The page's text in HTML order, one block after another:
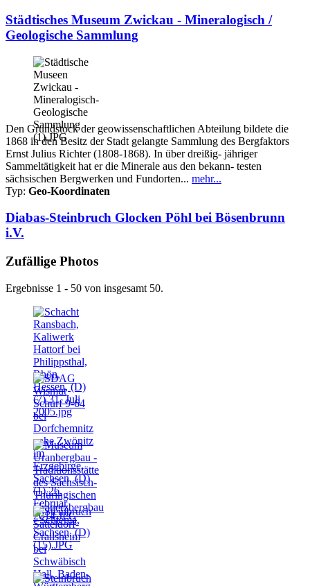
Städtisches Museum Zwickau - Mineralogisch /
Geologische Sammlung
Den Grundstock der geowissenschaftlichen Abteilung bildete die
1868 in den Besitz der Stadt gelangte Sammlung des Bergfaktors
Ernst Julius Richter (1808-1868). In über dreißig- jähriger
Sammeltätigkeit hat er die Minerale aus den bekann- testen
sächsischen Bergwerken und Fundorten... mehr...
Typ: Geo-Koordinaten
Diabas-Steinbruch Glocken Pöhl bei Bösenbrunn
i.V.
Zufällige Photos
Ergebnisse 1 - 50 von insgesamt 50.